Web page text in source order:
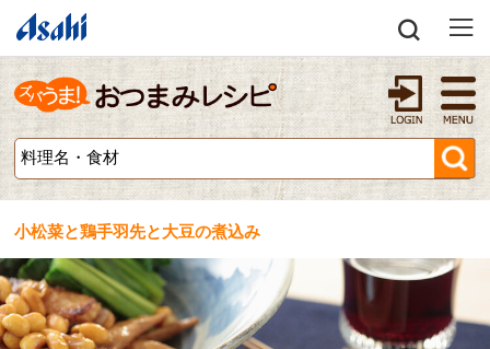
小松菜と鶏手羽先と大豆の煮込み